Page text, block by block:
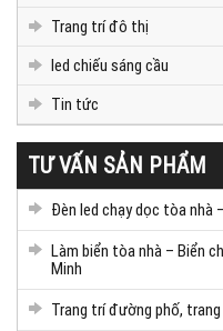
Trang trí đô thị
led chiếu sáng cầu
Tin tức
TƯ VẤN SẢN PHẨM
Đèn led chạy dọc tòa nhà
Làm biển tòa nhà – Biển
Minh
Trang trí đường phố,